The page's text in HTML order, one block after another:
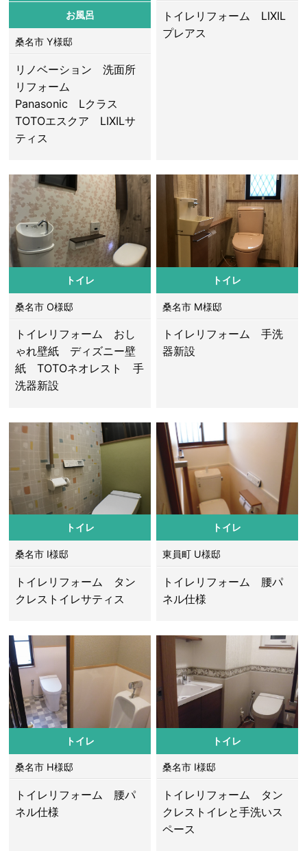
お風呂
桑名市 Y様邸
リノベーション 洗面所
リフォーム
Panasonic Lクラス
TOTOエスクア LIXILサ
ティス
トイレリフォーム LIXIL
プレアス
トイレ
桑名市 O様邸
トイレリフォーム おし
ゃれ壁紙 ディズニー壁
紙 TOTOネオレスト 手
洗器新設
トイレ
桑名市 M様邸
トイレリフォーム 手洗
器新設
トイレ
桑名市 I様邸
トイレリフォーム タン
クレストイレサティス
トイレ
東員町 U様邸
トイレリフォーム 腰パ
ネル仕様
トイレ
桑名市 H様邸
トイレリフォーム 腰パ
ネル仕様
トイレ
桑名市 I様邸
トイレリフォーム タン
クレストイレと手洗いス
ペース